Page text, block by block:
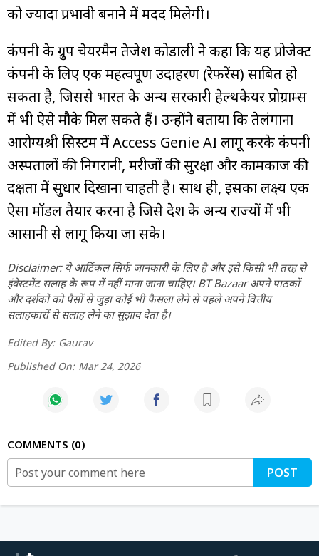
को ज्यादा प्रभावी बनाने में मदद मिलेगी।
कंपनी के ग्रुप चेयरमैन तेजेश कोडाली ने कहा कि यह प्रोजेक्ट
कंपनी के लिए एक महत्वपूर्ण उदाहरण (रेफरेंस) साबित हो
सकता है, जिससे भारत के अन्य सरकारी हेल्थकेयर प्रोग्राम्स
में भी ऐसे मौके मिल सकते हैं। उन्होंने बताया कि तेलंगाना
आरोग्यश्री सिस्टम में Access Genie AI लागू करके कंपनी
अस्पतालों की निगरानी, मरीजों की सुरक्षा और कामकाज की
दक्षता में सुधार दिखाना चाहती है। साथ ही, इसका लक्ष्य एक
ऐसा मॉडल तैयार करना है जिसे देश के अन्य राज्यों में भी
आसानी से लागू किया जा सके।
Disclaimer: ये आर्टिकल सिर्फ जानकारी के लिए है और इसे किसी भी तरह से
इंवेस्टमेंट सलाह के रूप में नहीं माना जाना चाहिए। BT Bazaar अपने पाठकों
और दर्शकों को पैसों से जुड़ा कोई भी फैसला लेने से पहले अपने वित्तीय
सलाहकारों से सलाह लेने का सुझाव देता है।
Edited By: Gaurav
Published On: Mar 24, 2026
COMMENTS 0
POST